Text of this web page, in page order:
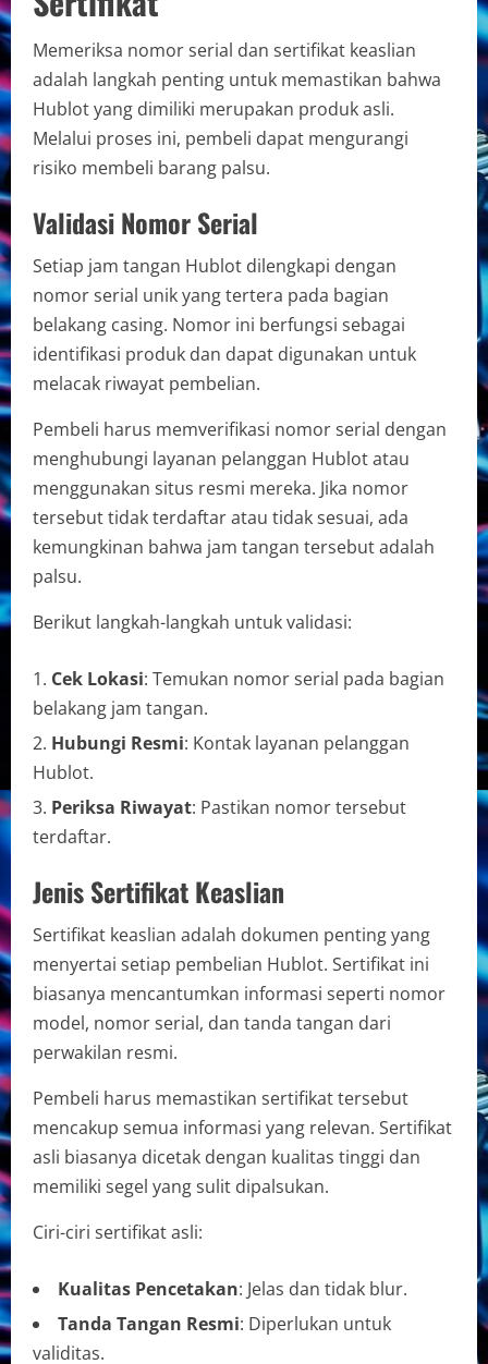
Memeriksa nomor serial dan sertifikat keaslian
adalah langkah penting untuk memastikan bahwa
Hublot yang dimiliki merupakan produk asli.
Melalui proses ini, pembeli dapat mengurangi
risiko membeli barang palsu.
Validasi Nomor Serial
Setiap jam tangan Hublot dilengkapi dengan
nomor serial unik yang tertera pada bagian
belakang casing. Nomor ini berfungsi sebagai
identifikasi produk dan dapat digunakan untuk
melacak riwayat pembelian.
Pembeli harus memverifikasi nomor serial dengan
menghubungi layanan pelanggan Hublot atau
menggunakan situs resmi mereka. Jika nomor
tersebut tidak terdaftar atau tidak sesuai, ada
kemungkinan bahwa jam tangan tersebut adalah
palsu.
Berikut langkah-langkah untuk validasi:
Cek Lokasi: Temukan nomor serial pada bagian
belakang jam tangan.
Hubungi Resmi: Kontak layanan pelanggan
Hublot.
Periksa Riwayat: Pastikan nomor tersebut
terdaftar.
Jenis Sertifikat Keaslian
Sertifikat keaslian adalah dokumen penting yang
menyertai setiap pembelian Hublot. Sertifikat ini
biasanya mencantumkan informasi seperti nomor
model, nomor serial, dan tanda tangan dari
perwakilan resmi.
Pembeli harus memastikan sertifikat tersebut
mencakup semua informasi yang relevan. Sertifikat
asli biasanya dicetak dengan kualitas tinggi dan
memiliki segel yang sulit dipalsukan.
Ciri-ciri sertifikat asli:
Kualitas Pencetakan: Jelas dan tidak blur.
Tanda Tangan Resmi: Diperlukan untuk
validitas.